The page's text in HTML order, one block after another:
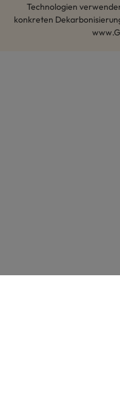
Technologien
konkreten